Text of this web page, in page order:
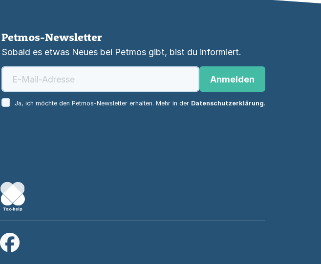
Petmos-Newsletter
Sobald es etwas Neues bei Petmos gibt, bist du informiert.
Anmelden
Ja, ich möchte den Petmos-Newsletter erhalten. Mehr in der Datenschutzerklärung.